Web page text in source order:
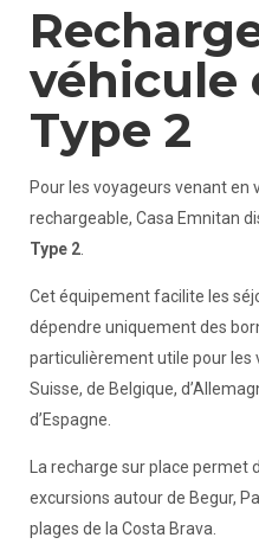
véhicule
Type 2
Pour les voyageurs venant en
rechargeable, Casa Emnitan
Type 2.
Cet équipement facilite les
dépendre uniquement des
particulièrement utile pour les
Suisse, de Belgique,
d’Espagne.
La recharge sur place
excursions autour de Begur,
plages de la Costa Brava.